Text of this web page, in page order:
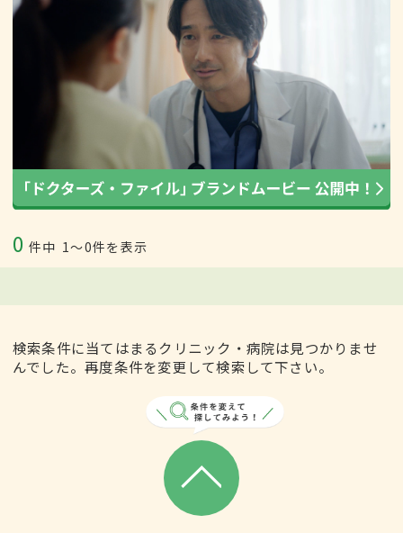
0 件中 1〜0件を表示
検索条件に当てはまるクリニック・病院は見つかりませ
んでした。再度条件を変更して検索して下さい。